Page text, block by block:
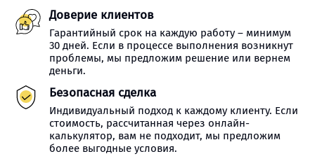
Доверие клиентов
Гарантийный срок на каждую работу – минимум
30 дней. Если в процессе выполнения возникнут
проблемы, мы предложим решение или вернем
деньги.
Безопасная сделка
Индивидуальный подход к каждому клиенту. Если
стоимость, рассчитанная через онлайн-
калькулятор, вам не подходит, мы предложим
более выгодные условия.